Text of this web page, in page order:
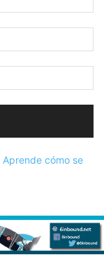
Aprende cómo se